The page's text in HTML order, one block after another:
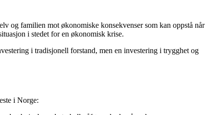
og familien mot økonomiske konsekvenser som kan oppstå når
i stedet for en økonomisk krise.
i tradisjonell forstand, men en investering i trygghet og
i Norge: